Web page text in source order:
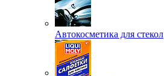
Автокосметика для стекол